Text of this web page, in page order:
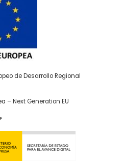
de Desarrollo Regional
– Next Generation EU